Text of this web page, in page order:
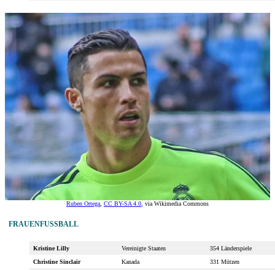
Ruben Ortega CC BY-SA 4.0 , via Wikimedia Commons
FRAUENFUSSBALL
Kristine Lilly Vereinigte Staaten
354 Länderspiele
Christine Sinclair
Kanada
331 Mützen